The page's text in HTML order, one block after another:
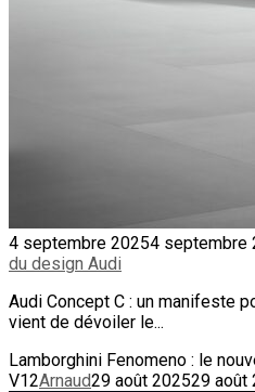
4 septembre 20254 septembre
du design Audi
Audi Concept C : un manifeste
vient de dévoiler le...
Lamborghini Fenomeno : le
V12Arnaud29 août 202529 août